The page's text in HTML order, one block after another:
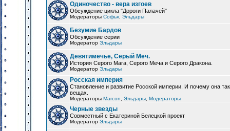
Одиночество - вера изгоев
Обсуждение цикла "Дороги Палачей"
Модераторы Софья Эльдары
Безумие Бардов
Обсуждение серии
Модератор Эльдары
Девятимечье, Серый Меч.
История Серого Мага, Серого Меча и Серого Дракона.
Модератор Эльдары
Росская империя
Становление и развитие Росской империи. И почему она
вещах.
Модераторы Marcon Эльдары Модераторы
Черные звезды
Совместный с Екатериной Белецкой проект
Модератор Эльдары